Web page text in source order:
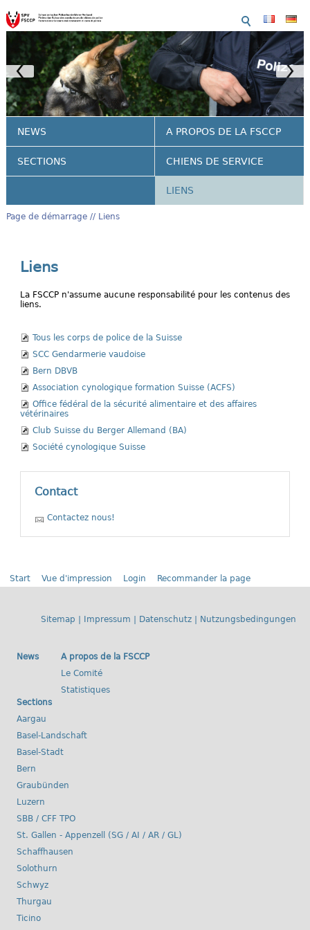
NEWS A PROPOS DE LA FSCCP
SECTIONS CHIENS DE SERVICE
LIENS
Page de démarrage Liens
Liens
La FSCCP n'assume aucune responsabilité pour les contenus des
liens.
Tous les corps de police de la Suisse
SCC Gendarmerie vaudoise
Bern DBVB
Association cynologique formation Suisse (ACFS)
Office fédéral de la sécurité alimentaire et des affaires
vétérinaires
Club Suisse du Berger Allemand (BA)
Société cynologique Suisse
Contact
Contactez nous!
Start Vue d'impression Login Recommander la page
Sitemap Impressum Datenschutz Nutzungsbedingungen
News
A propos de la FSCCP
Le Comité
Statistiques
Sections
Aargau
Basel-Landschaft
Basel-Stadt
Bern
Graubünden
Luzern
SBB / CFF TPO
St. Gallen - Appenzell (SG / AI / AR / GL)
Schaffhausen
Solothurn
Schwyz
Thurgau
Ticino